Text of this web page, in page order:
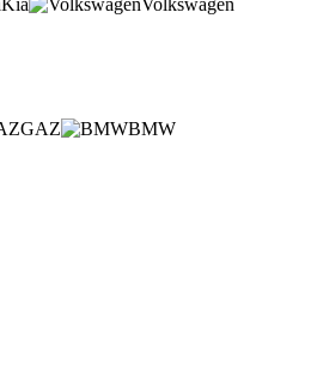
Kia Volkswagen
GAZ
BMW